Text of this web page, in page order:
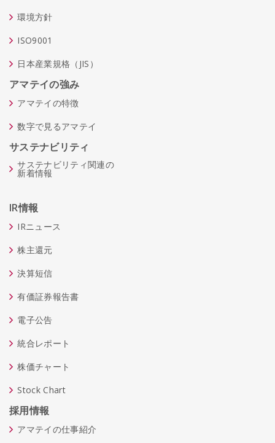
環境方針
ISO9001
日本産業規格（JIS）
アマテイの強み
アマテイの特徴
数字で見るアマテイ
サステナビリティ
サステナビリティ関連の
新着情報
IR情報
IRニュース
株主還元
決算短信
有価証券報告書
電子公告
統合レポート
株価チャート
Stock Chart
採用情報
アマテイの仕事紹介